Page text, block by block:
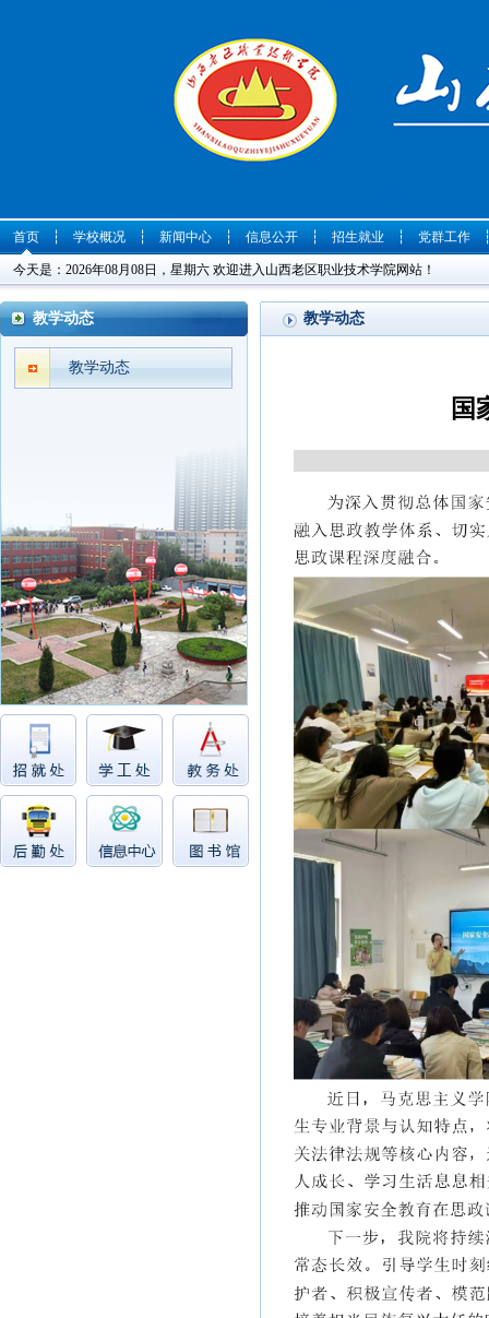
首页
今天是：2026年08月08日，星期六 欢迎进入山西老区职业技术学院网站！
┆ 学校概况 ┆ 新闻中心 ┆ 信息公开 ┆ 招生就业 ┆ 党群工作
教学动态
教学动态
教学动态
国